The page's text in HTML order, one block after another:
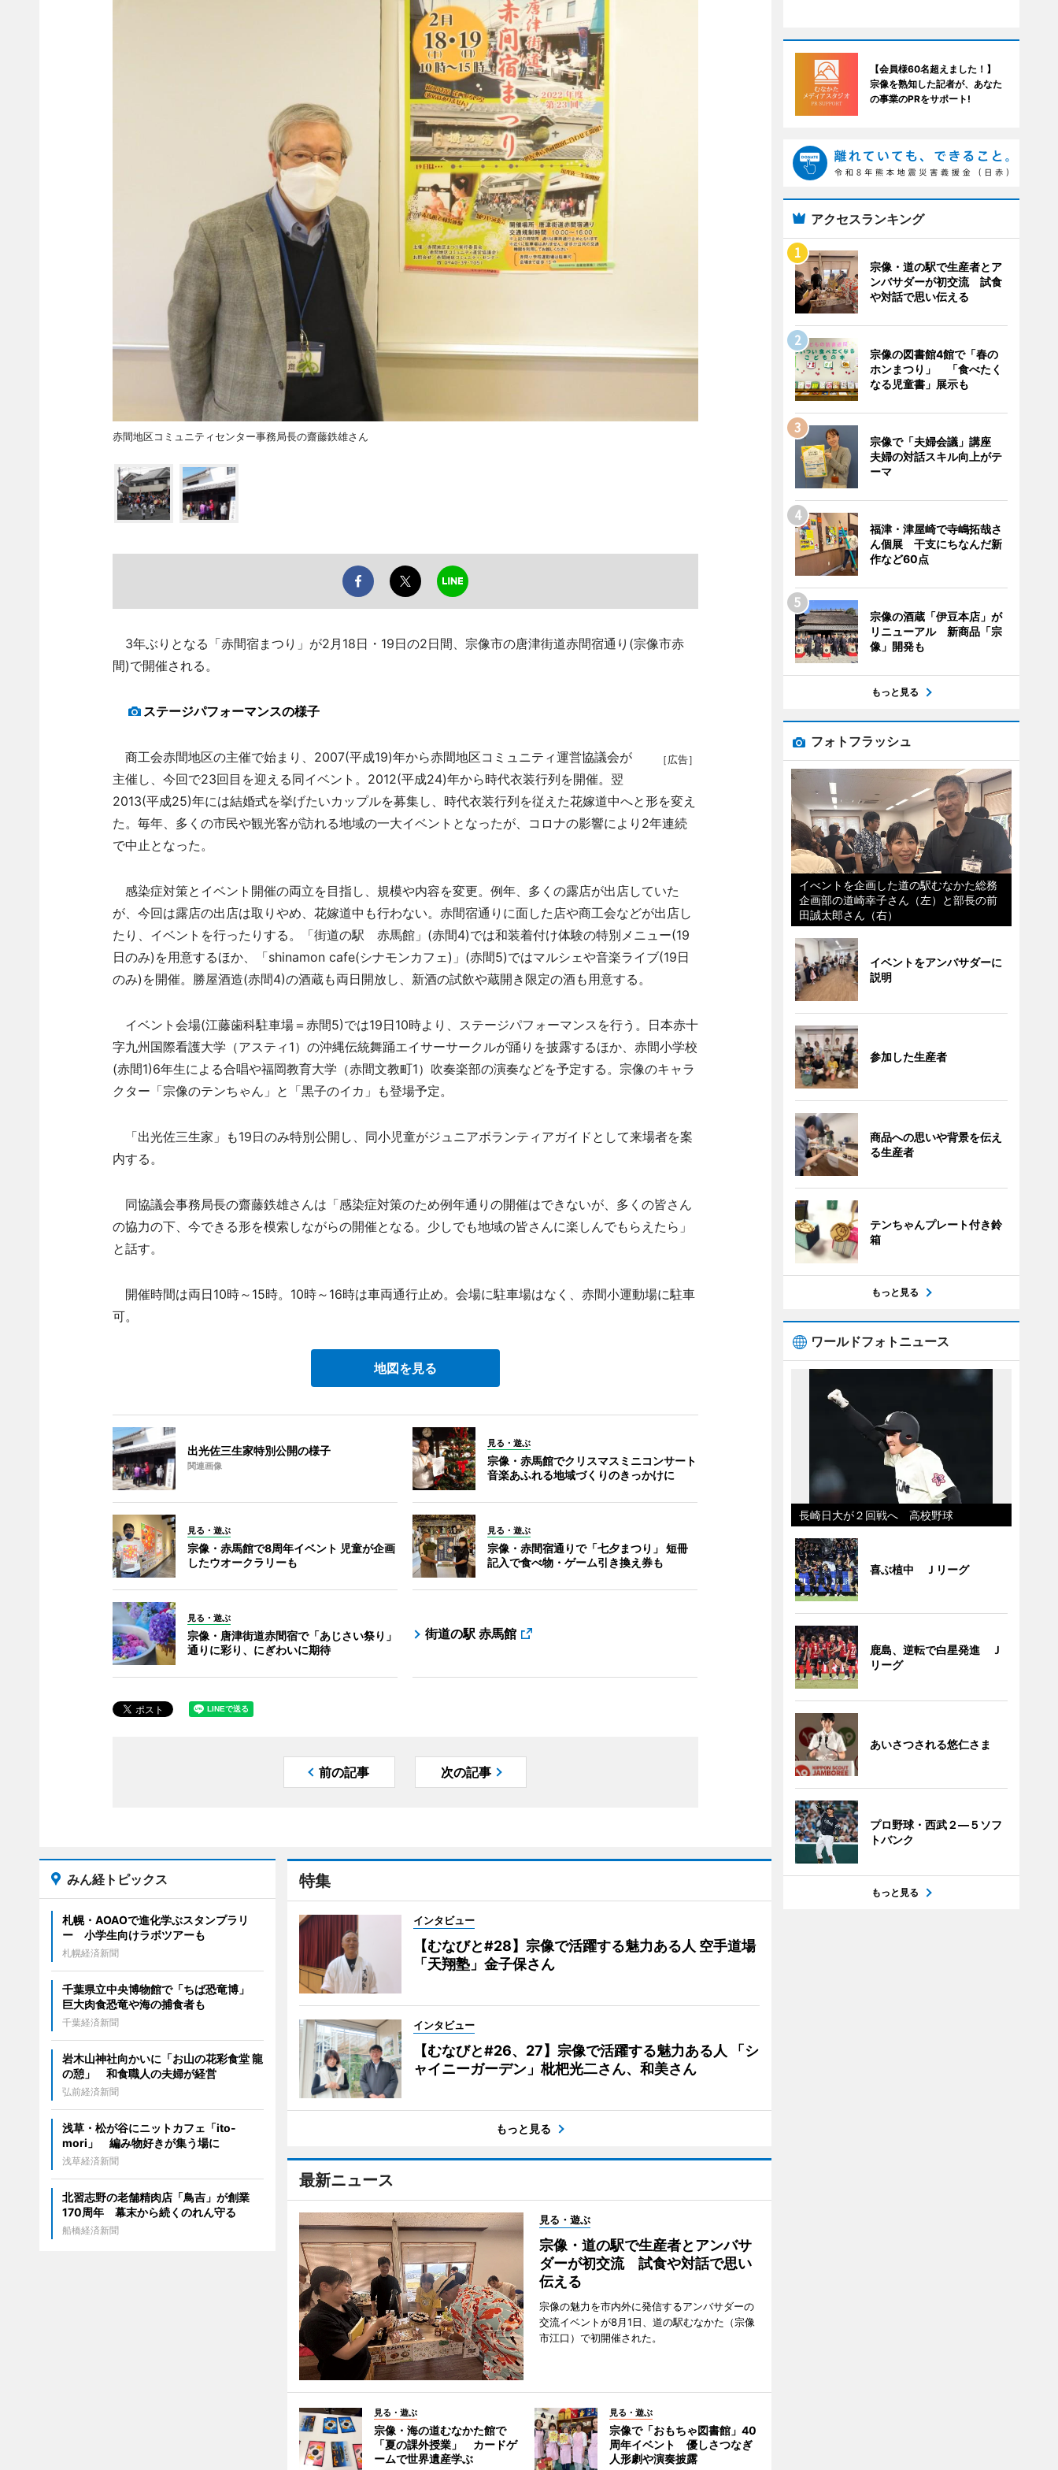
赤間地区コミュニティセンター事務局長の齋藤鉄雄さん
3年ぶりとなる「赤間宿まつり」が2月18日・19日の2日間、宗像市の唐津街道赤間宿通り(宗像市赤
間)で開催される。
ステージパフォーマンスの様子
［広告］
商工会赤間地区の主催で始まり、2007(平成19)年から赤間地区コミュニティ運営協議会が
主催し、今回で23回目を迎える同イベント。2012(平成24)年から時代衣装行列を開催。翌
2013(平成25)年には結婚式を挙げたいカップルを募集し、時代衣装行列を従えた花嫁道中へと形を変え
た。毎年、多くの市民や観光客が訪れる地域の一大イベントとなったが、コロナの影響により2年連続
で中止となった。
感染症対策とイベント開催の両立を目指し、規模や内容を変更。例年、多くの露店が出店していた
が、今回は露店の出店は取りやめ、花嫁道中も行わない。赤間宿通りに面した店や商工会などが出店し
たり、イベントを行ったりする。「街道の駅 赤馬館」(赤間4)では和装着付け体験の特別メニュー(19
日のみ)を用意するほか、「shinamon cafe(シナモンカフェ)」(赤間5)ではマルシェや音楽ライブ(19日
のみ)を開催。勝屋酒造(赤間4)の酒蔵も両日開放し、新酒の試飲や蔵開き限定の酒も用意する。
イベント会場(江藤歯科駐車場＝赤間5)では19日10時より、ステージパフォーマンスを行う。日本赤十
字九州国際看護大学（アスティ1）の沖縄伝統舞踊エイサーサークルが踊りを披露するほか、赤間小学校
(赤間1)6年生による合唱や福岡教育大学（赤間文教町1）吹奏楽部の演奏などを予定する。宗像のキャラ
クター「宗像のテンちゃん」と「黒子のイカ」も登場予定。
「出光佐三生家」も19日のみ特別公開し、同小児童がジュニアボランティアガイドとして来場者を案
内する。
同協議会事務局長の齋藤鉄雄さんは「感染症対策のため例年通りの開催はできないが、多くの皆さん
の協力の下、今できる形を模索しながらの開催となる。少しでも地域の皆さんに楽しんでもらえたら」
と話す。
開催時間は両日10時～15時。10時～16時は車両通行止め。会場に駐車場はなく、赤間小運動場に駐車
可。
地図を見る
出光佐三生家特別公開の様子
関連画像
見る・遊ぶ
宗像・赤馬館でクリスマスミニコンサート
音楽あふれる地域づくりのきっかけに
見る・遊ぶ
宗像・赤馬館で8周年イベント 児童が企画
したウオークラリーも
見る・遊ぶ
宗像・赤間宿通りで「七夕まつり」 短冊
記入で食べ物・ゲーム引き換え券も
見る・遊ぶ
宗像・唐津街道赤間宿で「あじさい祭り」
通りに彩り、にぎわいに期待
街道の駅 赤馬館
前の記事 次の記事
特集
インタビュー
【むなびと#28】宗像で活躍する魅力ある人 空手道場
「天翔塾」金子保さん
インタビュー
【むなびと#26、27】宗像で活躍する魅力ある人 「シ
ャイニーガーデン」枇杷光二さん、和美さん
もっと見る
最新ニュース
見る・遊ぶ
宗像・道の駅で生産者とアンバサ
ダーが初交流 試食や対話で思い
伝える
宗像の魅力を市内外に発信するアンバサダーの
交流イベントが8月1日、道の駅むなかた（宗像
市江口）で初開催された。
見る・遊ぶ
宗像・海の道むなかた館で
「夏の課外授業」 カードゲ
ームで世界遺産学ぶ
見る・遊ぶ
宗像で「おもちゃ図書館」40
周年イベント 優しさつなぎ
人形劇や演奏披露
みん経トピックス
札幌・AOAOで進化学ぶスタンプラリ
ー 小学生向けラボツアーも
札幌経済新聞
千葉県立中央博物館で「ちば恐竜博」
巨大肉食恐竜や海の捕食者も
千葉経済新聞
岩木山神社向かいに「お山の花彩食堂 龍
の憩」 和食職人の夫婦が経営
弘前経済新聞
浅草・松が谷にニットカフェ「ito-
mori」 編み物好きが集う場に
浅草経済新聞
北習志野の老舗精肉店「鳥吉」が創業
170周年 幕末から続くのれん守る
船橋経済新聞
【会員様60名超えました！】
宗像を熟知した記者が、あなた
の事業のPRをサポート!
アクセスランキング
宗像・道の駅で生産者とア
ンバサダーが初交流 試食
や対話で思い伝える
宗像の図書館4館で「春の
ホンまつり」 「食べたく
なる児童書」展示も
宗像で「夫婦会議」講座
夫婦の対話スキル向上がテ
ーマ
福津・津屋崎で寺嶋拓哉さ
ん個展 干支にちなんだ新
作など60点
宗像の酒蔵「伊豆本店」が
リニューアル 新商品「宗
像」開発も
もっと見る
フォトフラッシュ
イべントを企画した道の駅むなかた総務
企画部の道崎幸子さん（左）と部長の前
田誠太郎さん（右）
イベントをアンバサダーに
説明
参加した生産者
商品への思いや背景を伝え
る生産者
テンちゃんプレート付き鈴
箱
もっと見る
ワールドフォトニュース
長崎日大が２回戦へ 高校野球
喜ぶ植中 Ｊリーグ
鹿島、逆転で白星発進 Ｊ
リーグ
あいさつされる悠仁さま
プロ野球・西武２―５ソフ
トバンク
もっと見る